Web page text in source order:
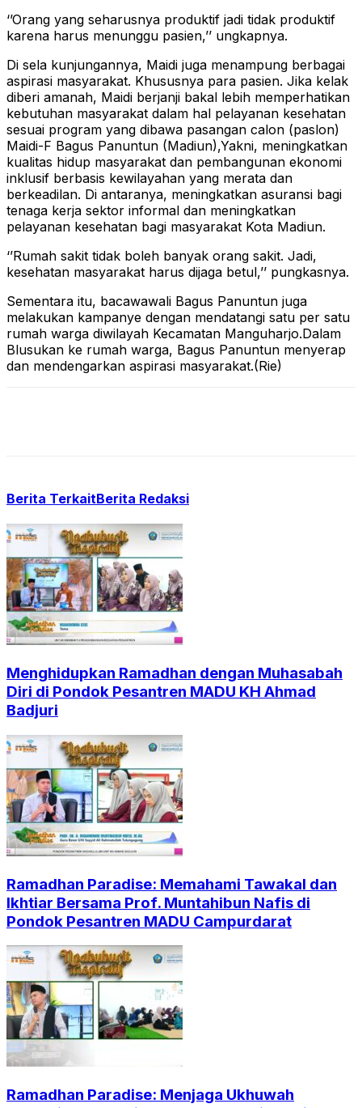
‘’Orang yang seharusnya produktif jadi tidak produktif
karena harus menunggu pasien,’’ ungkapnya.
Di sela kunjungannya, Maidi juga menampung berbagai
aspirasi masyarakat. Khususnya para pasien. Jika kelak
diberi amanah, Maidi berjanji bakal lebih memperhatikan
kebutuhan masyarakat dalam hal pelayanan kesehatan
sesuai program yang dibawa pasangan calon (paslon)
Maidi-F Bagus Panuntun (Madiun),Yakni, meningkatkan
kualitas hidup masyarakat dan pembangunan ekonomi
inklusif berbasis kewilayahan yang merata dan
berkeadilan. Di antaranya, meningkatkan asuransi bagi
tenaga kerja sektor informal dan meningkatkan
pelayanan kesehatan bagi masyarakat Kota Madiun.
‘’Rumah sakit tidak boleh banyak orang sakit. Jadi,
kesehatan masyarakat harus dijaga betul,’’ pungkasnya.
Sementara itu, bacawawali Bagus Panuntun juga
melakukan kampanye dengan mendatangi satu per satu
rumah warga diwilayah Kecamatan Manguharjo.Dalam
Blusukan ke rumah warga, Bagus Panuntun menyerap
dan mendengarkan aspirasi masyarakat.(Rie)
Berita TerkaitBerita Redaksi
Menghidupkan Ramadhan dengan Muhasabah
Diri di Pondok Pesantren MADU KH Ahmad
Badjuri
Ramadhan Paradise: Memahami Tawakal dan
Ikhtiar Bersama Prof. Muntahibun Nafis di
Pondok Pesantren MADU Campurdarat
Ramadhan Paradise: Menjaga Ukhuwah